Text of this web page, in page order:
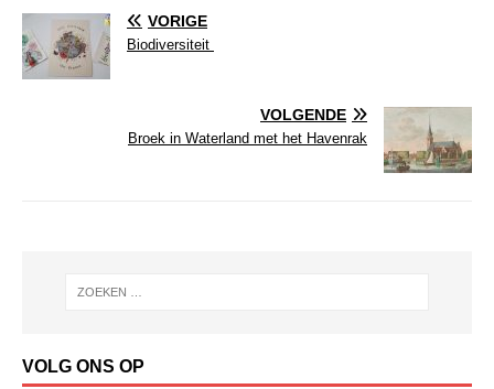
VORIGE
Biodiversiteit
VOLGENDE
Broek in Waterland met het Havenrak
VOLG ONS OP